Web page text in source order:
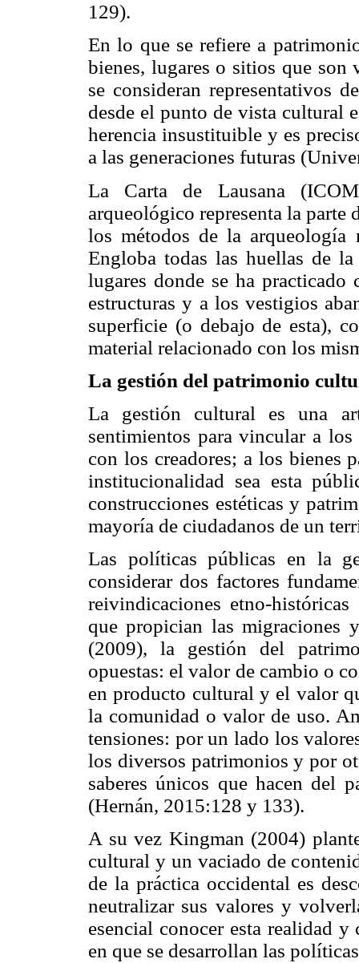
129).
En lo que se refiere a
bienes, lugares o sitios que son
se consideran representativos
desde el punto de vista cultural
herencia insustituible y es
a las generaciones futuras
La Carta de Lausana
arqueológico representa la
los métodos de la arqueología
Engloba todas las huellas de
lugares donde se ha
estructuras y a los vestigios
superficie (o debajo de esta),
material relacionado con los
La gestión del patrimonio
La gestión cultural es una
sentimientos para vincular a
con los creadores; a los bienes
institucionalidad sea esta
construcciones estéticas y
mayoría de ciudadanos de un
Las políticas públicas en la
considerar dos factores
reivindicaciones etno-
que propician las migraciones
(2009), la gestión del
opuestas: el valor de cambio o
en producto cultural y el valor
la comunidad o valor de uso.
tensiones: por un lado los
los diversos patrimonios y por
saberes únicos que hacen del
(Hernán, 2015:128 y 133).
A su vez Kingman (2004)
cultural y un vaciado de
de la práctica occidental es
neutralizar sus valores y
esencial conocer esta realidad
en que se desarrollan las